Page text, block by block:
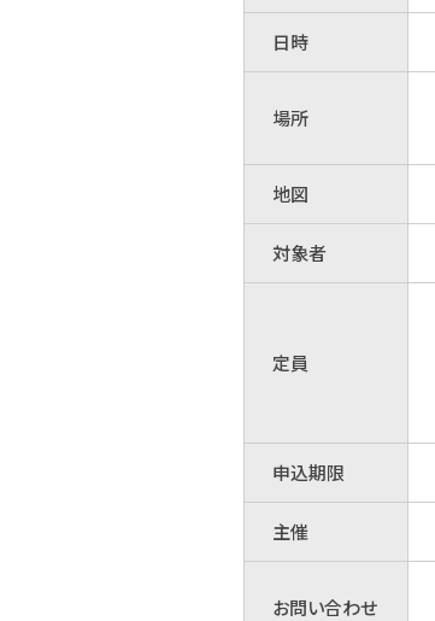
日時
場所
地図
対象者
定員
申込期限
主催
お問い合わせ